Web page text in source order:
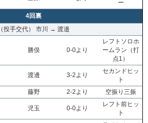
ー
4回裏
（投手交代） 市川 → 渡邉
勝俣 0-0より
レフトソロホ
ームラン（打
点1）
渡邊 3-2より
セカンドヒッ
ト
藤野 2-2より 空振り三振
児玉 0-0より
レフト前ヒッ
ト